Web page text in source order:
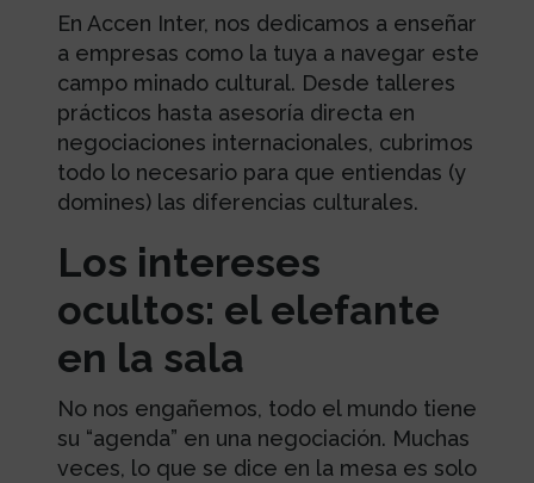
En Accen Inter, nos dedicamos a enseñar
a empresas como la tuya a navegar este
campo minado cultural. Desde talleres
prácticos hasta asesoría directa en
negociaciones internacionales, cubrimos
todo lo necesario para que entiendas (y
domines) las diferencias culturales.
Los intereses
ocultos: el elefante
en la sala
No nos engañemos, todo el mundo tiene
su “agenda” en una negociación. Muchas
veces, lo que se dice en la mesa es solo